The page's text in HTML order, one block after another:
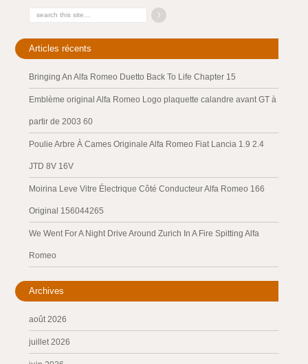
Articles récents
Bringing An Alfa Romeo Duetto Back To Life Chapter 15
Emblème original Alfa Romeo Logo plaquette calandre avant GT à
partir de 2003 60
Poulie Arbre À Cames Originale Alfa Romeo Fiat Lancia 1.9 2.4
JTD 8V 16V
Moirina Leve Vitre Électrique Côté Conducteur Alfa Romeo 166
Original 156044265
We Went For A Night Drive Around Zurich In A Fire Spitting Alfa
Romeo
Archives
août 2026
juillet 2026